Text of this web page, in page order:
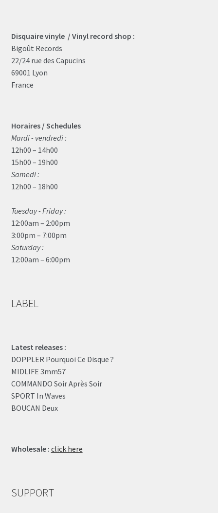
Disquaire vinyle / Vinyl record shop :
Bigoût Records
22/24 rue des Capucins
69001 Lyon
France
Horaires / Schedules
Mardi - vendredi :
12h00 – 14h00
15h00 – 19h00
Samedi :
12h00 – 18h00
Tuesday - Friday :
12:00am – 2:00pm
3:00pm – 7:00pm
Saturday :
12:00am – 6:00pm
LABEL
Latest releases :
DOPPLER Pourquoi Ce Disque ?
MIDLIFE 3mm57
COMMANDO Soir Après Soir
SPORT In Waves
BOUCAN Deux
Wholesale : click here
SUPPORT